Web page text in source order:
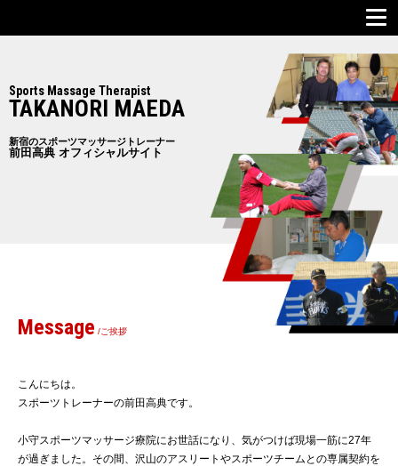
Sports Massage Therapist
TAKANORI MAEDA
新宿のスポーツマッサージトレーナー
前田高典 オフィシャルサイト
Message /ご挨拶
こんにちは。
スポーツトレーナーの前田高典です。
小守スポーツマッサージ療院にお世話になり、気がつけば現場一筋に27年
が過ぎました。その間、沢山のアスリートやスポーツチームとの専属契約を